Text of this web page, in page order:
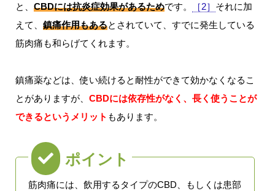
と、 CBDには抗炎症効果があるためです。 ［2］ それに加
えて、 鎮痛作用もあるとされていて、すでに発生している
筋肉痛も和らげてくれます。
鎮痛薬などは、使い続けると耐性ができて効かなくなるこ
とがありますが、 CBDには依存性がなく、長く使うことが
できるというメリット もあります。
筋肉痛には、飲用するタイプのCBD、もしくは患部